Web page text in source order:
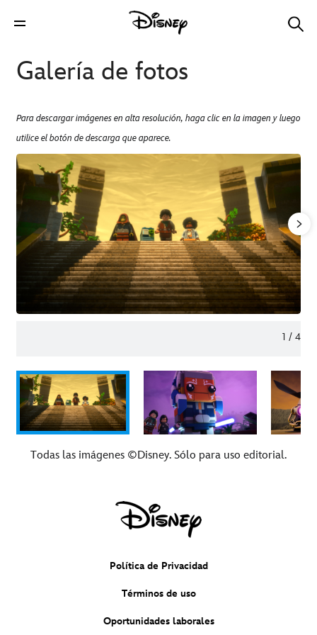
Galería de fotos
Para descargar imágenes en alta resolución, haga clic en la imagen y luego
utilice el botón de descarga que aparece.
1 / 4
Todas las imágenes ©Disney. Sólo para uso editorial.
Política de Privacidad
Términos de uso
Oportunidades laborales